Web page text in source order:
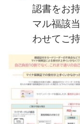
認書をお
マル福該
わせてご